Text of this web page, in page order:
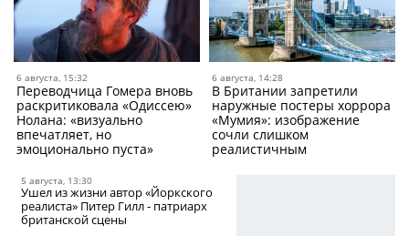
6 августа, 15:32
Переводчица Гомера вновь
раскритиковала «Одиссею»
Нолана: «визуально
впечатляет, но
эмоционально пуста»
6 августа, 14:28
В Британии запретили
наружные постеры хоррора
«Мумия»: изображение
сочли слишком
реалистичным
5 августа, 13:30
Ушел из жизни автор «Йоркского
реалиста» Питер Гилл - патриарх
британской сцены